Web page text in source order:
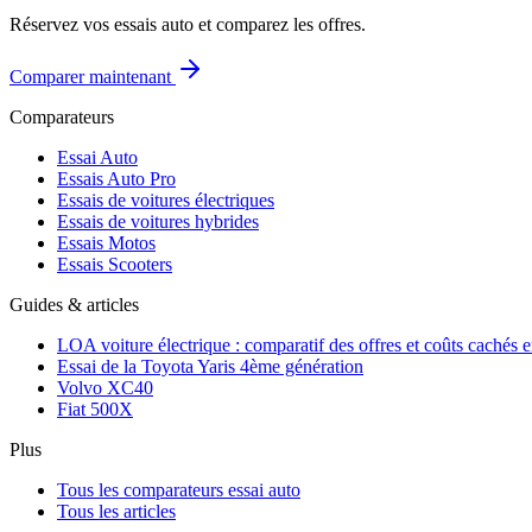
Réservez vos essais auto et comparez les offres.
Comparer maintenant
Comparateurs
Essai Auto
Essais Auto Pro
Essais de voitures électriques
Essais de voitures hybrides
Essais Motos
Essais Scooters
Guides & articles
LOA voiture électrique : comparatif des offres et coûts cachés
Essai de la Toyota Yaris 4ème génération
Volvo XC40
Fiat 500X
Plus
Tous les comparateurs essai auto
Tous les articles